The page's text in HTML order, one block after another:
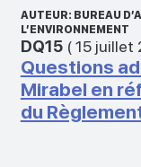
AUTEUR: BUREAU
L’ENVIRONNEMENT
DQ15(15 juillet
Questions
Mirabel en
du